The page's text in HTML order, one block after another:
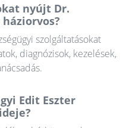
nyújt Dr.
szolgáltatásokat
diagnózisok, kezelések,
Edit Eszter